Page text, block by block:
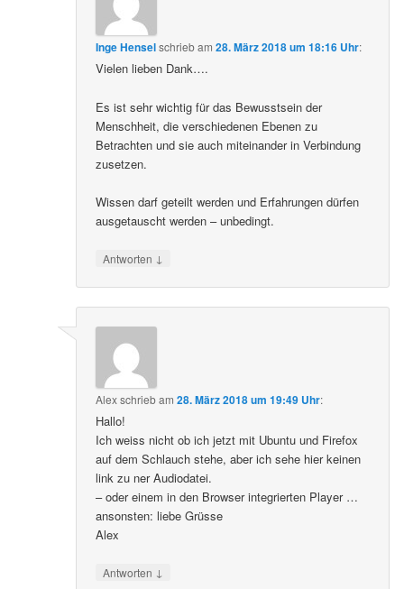
Inge Henselschriebam28. März 2018 um 18:16 Uhr:
Vielen lieben Dank….
Es ist sehr wichtig für das Bewusstsein der
Menschheit, die verschiedenen Ebenen zu
Betrachten und sie auch miteinander in Verbindung
zusetzen.
Wissen darf geteilt werden und Erfahrungen dürfen
ausgetauscht werden – unbedingt.
Antworten ↓
Alexschriebam28. März 2018 um 19:49 Uhr:
Hallo!
Ich weiss nicht ob ich jetzt mit Ubuntu und Firefox
auf dem Schlauch stehe, aber ich sehe hier keinen
link zu ner Audiodatei.
– oder einem in den Browser integrierten Player …
ansonsten: liebe Grüsse
Alex
Antworten ↓